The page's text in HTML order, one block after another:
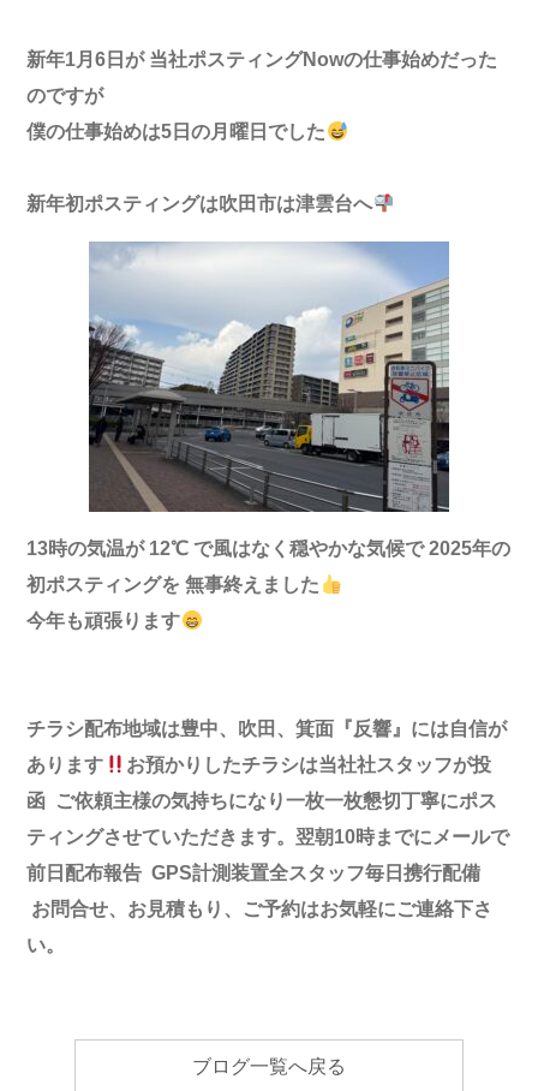
新年1月6 日が 当社ポスティングNowの仕事始めだった
のですが
僕の仕事始めは5 日の月曜日でした
新年初ポスティングは吹田市は津雲台へ
13時の気温が 12℃で風はなく穏やかな気候で2025年の
初ポスティングを 無事終えました
今年も頑張ります
チラシ配布地域は豊中、吹田、箕面『反響』には自信が
あります
お預かりしたチラシは当社社スタッフが投
函 ご依頼主様の気持ちになり一枚一枚懇切丁寧にポス
ティングさせていただきます。 翌朝10時までにメールで
前日配布報告 GPS計測装置全スタッフ毎日携行配備
お問合せ、お見積もり、ご予約はお気軽にご連絡下さ
い。
ブログ一覧へ戻る